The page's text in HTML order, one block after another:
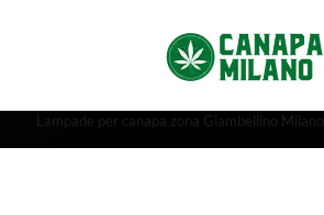
Lampade per canapa zona Giambellino Milano